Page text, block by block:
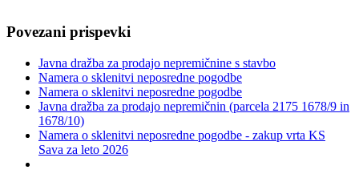
Povezani prispevki
Javna dražba za prodajo nepremičnine s stavbo
Namera o sklenitvi neposredne pogodbe
Namera o sklenitvi neposredne pogodbe
Javna dražba za prodajo nepremičnin (parcela 2175 1678/9 in
1678/10)
Namera o sklenitvi neposredne pogodbe - zakup vrta KS
Sava za leto 2026